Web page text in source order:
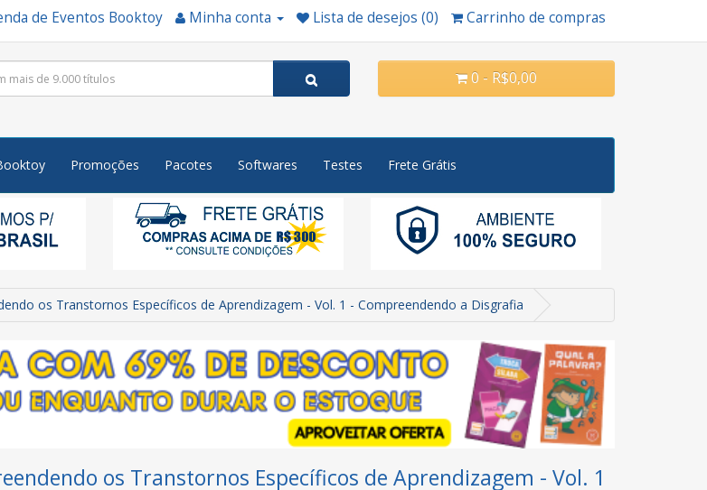
de Eventos Booktoy Minha conta Lista de desejos (0) Carrinho de compras
0 - R$0,00
Promoções Pacotes Softwares Testes Frete Grátis
os Transtornos Específicos de Aprendizagem - Vol. 1 - Compreendendo a Disgrafia
os Transtornos Específicos de Aprendizagem - Vol. 1